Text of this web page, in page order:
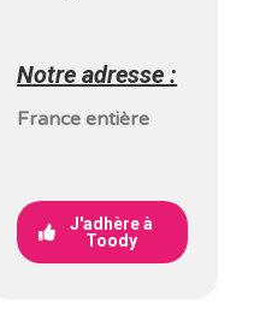
Notre adresse :
France entière
J'adhère à
Toody